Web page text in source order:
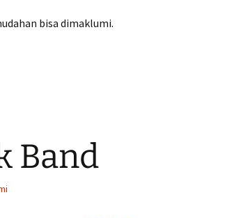
bisa dimaklumi.
Band